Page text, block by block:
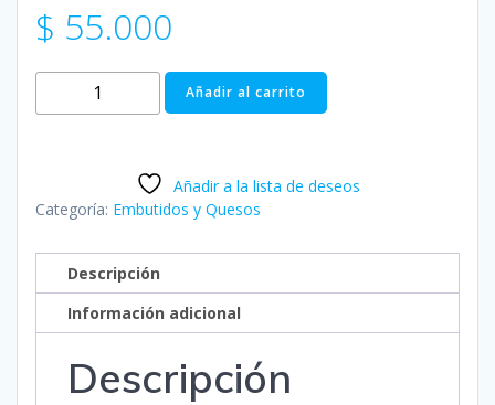
$ 55.000
tipo
cantidad
Añadir al carrito
Añadir a la lista de deseos
Categoría: Embutidos y Quesos
Descripción
Información adicional
Descripción